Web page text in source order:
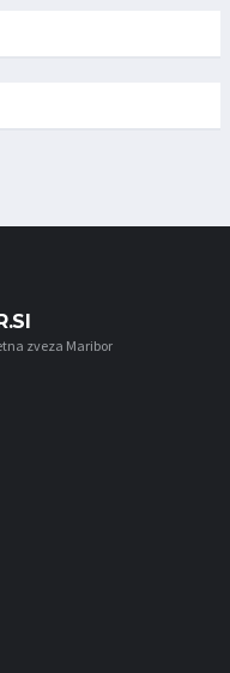
zveza Maribor